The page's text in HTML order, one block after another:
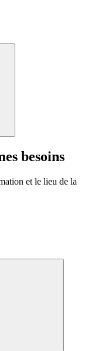
besoins
et le lieu de la